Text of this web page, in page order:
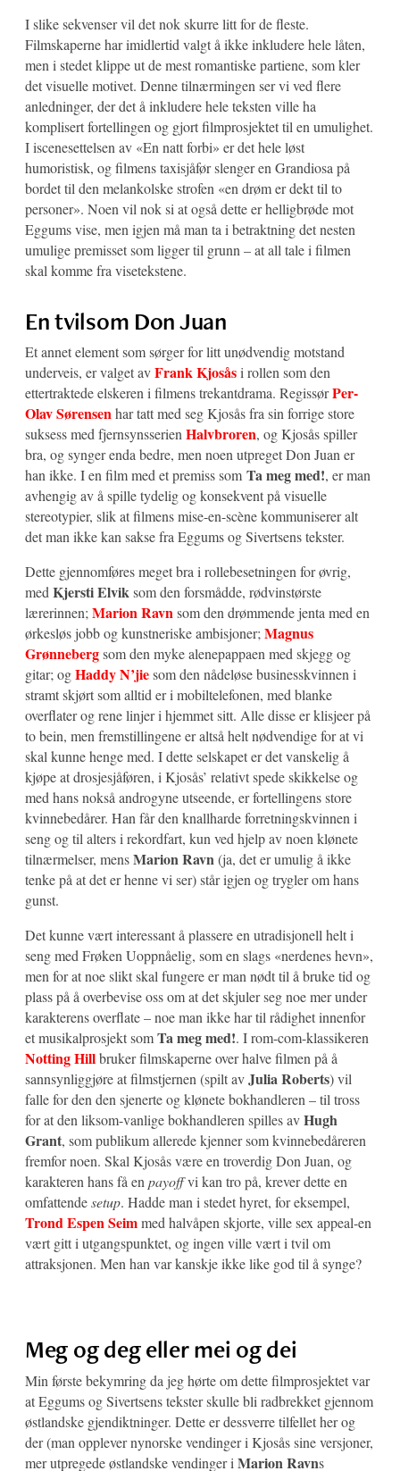
I slike sekvenser vil det nok skurre litt for de fleste.
Filmskaperne har imidlertid valgt å ikke inkludere hele låten,
men i stedet klippe ut de mest romantiske partiene, som kler
det visuelle motivet. Denne tilnærmingen ser vi ved flere
anledninger, der det å inkludere hele teksten ville ha
komplisert fortellingen og gjort filmprosjektet til en umulighet.
I iscenesettelsen av «En natt forbi» er det hele løst
humoristisk, og filmens taxisjåfør slenger en Grandiosa på
bordet til den melankolske strofen «en drøm er dekt til to
personer». Noen vil nok si at også dette er helligbrøde mot
Eggums vise, men igjen må man ta i betraktning det nesten
umulige premisset som ligger til grunn – at all tale i filmen
skal komme fra visetekstene.
En tvilsom Don Juan
Et annet element som sørger for litt unødvendig motstand
underveis, er valget avFrank Kjosåsi rollen som den
ettertraktede elskeren i filmens trekantdrama. RegissørPer-
Olav Sørensenhar tatt med seg Kjosås fra sin forrige store
suksess med fjernsynsserienHalvbroren, og Kjosås spiller
bra, og synger enda bedre, men noen utpreget Don Juan er
han ikke. I en film med et premiss som Ta meg med!, er man
avhengig av å spille tydelig og konsekvent på visuelle
stereotypier, slik at filmens mise-en-scène kommuniserer alt
det man ikke kan sakse fra Eggums og Sivertsens tekster.
Dette gjennomføres meget bra i rollebesetningen for øvrig,
medKjersti Elviksom den forsmådde, rødvinstørste
lærerinnen;Marion Ravnsom den drømmende jenta med en
ørkesløs jobb og kunstneriske ambisjoner;Magnus
Grønnebergsom den myke alenepappaen med skjegg og
gitar; ogHaddy N’jiesom den nådeløse businesskvinnen i
stramt skjørt som alltid er i mobiltelefonen, med blanke
overflater og rene linjer i hjemmet sitt. Alle disse er klisjeer på
to bein, men fremstillingene er altså helt nødvendige for at vi
skal kunne henge med. I dette selskapet er det vanskelig å
kjøpe at drosjesjåføren, i Kjosås’ relativt spede skikkelse og
med hans nokså androgyne utseende, er fortellingens store
kvinnebedårer. Han får den knallharde forretningskvinnen i
seng og til alters i rekordfart, kun ved hjelp av noen klønete
tilnærmelser, mensMarion Ravn(ja, det er umulig å ikke
tenke på at det er henne vi ser) står igjen og trygler om hans
gunst.
Det kunne vært interessant å plassere en utradisjonell helt i
seng med Frøken Uoppnåelig, som en slags «nerdenes hevn»,
men for at noe slikt skal fungere er man nødt til å bruke tid og
plass på å overbevise oss om at det skjuler seg noe mer under
karakterens overflate – noe man ikke har til rådighet innenfor
et musikalprosjekt somTa meg med!. I rom-com-klassikeren
Notting Hillbruker filmskaperne over halve filmen på å
sannsynliggjøre at filmstjernen (spilt avJulia Roberts) vil
falle for den den sjenerte og klønete bokhandleren – til tross
for at den liksom-vanlige bokhandleren spilles avHugh
Grant, som publikum allerede kjenner som kvinnebedåreren
fremfor noen. Skal Kjosås være en troverdig Don Juan, og
karakteren hans få enpayoffvi kan tro på, krever dette en
omfattendesetup. Hadde man i stedet hyret, for eksempel,
Trond Espen Seimmed halvåpen skjorte, ville sex appeal-en
vært gitt i utgangspunktet, og ingen ville vært i tvil om
attraksjonen. Men han var kanskje ikke like god til å synge?
Meg og deg eller mei og dei
Min første bekymring da jeg hørte om dette filmprosjektet var
at Eggums og Sivertsens tekster skulle bli radbrekket gjennom
østlandske gjendiktninger. Dette er dessverre tilfellet her og
der (man opplever nynorske vendinger i Kjosås sine versjoner,
mer utpregede østlandske vendinger i Marion Ravns